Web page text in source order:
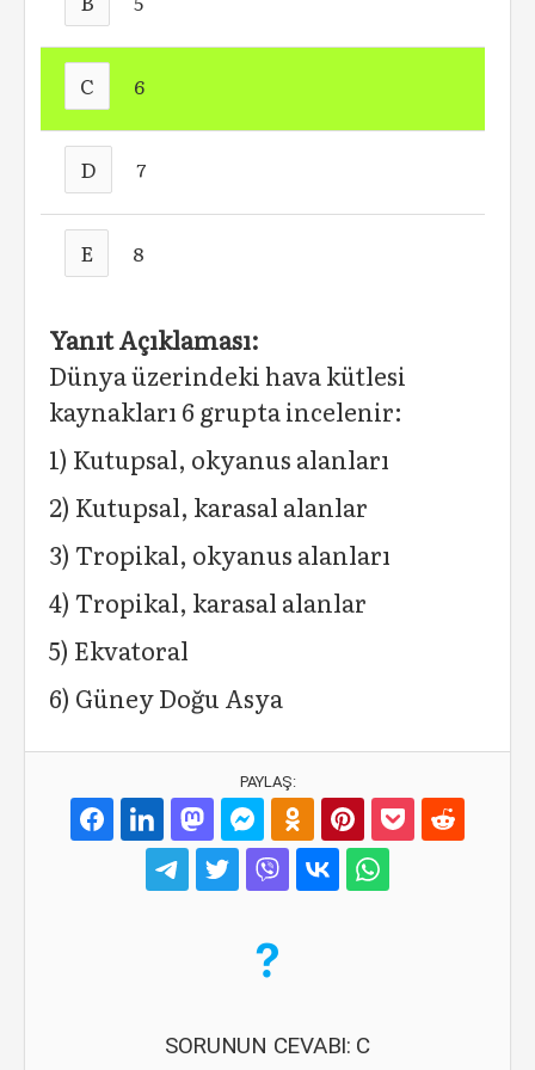
C 6
D 7
E 8
Yanıt Açıklaması:
Dünya üzerindeki hava kütlesi
kaynakları 6 grupta incelenir:
1) Kutupsal, okyanus alanları
2) Kutupsal, karasal alanlar
3) Tropikal, okyanus alanları
4) Tropikal, karasal alanlar
5) Ekvatoral
6) Güney Doğu Asya
PAYLAŞ:
SORUNUN CEVABI: C